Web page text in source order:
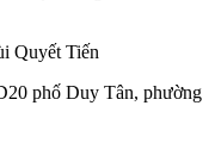
Quyết Tiến
phố Duy Tân, phường